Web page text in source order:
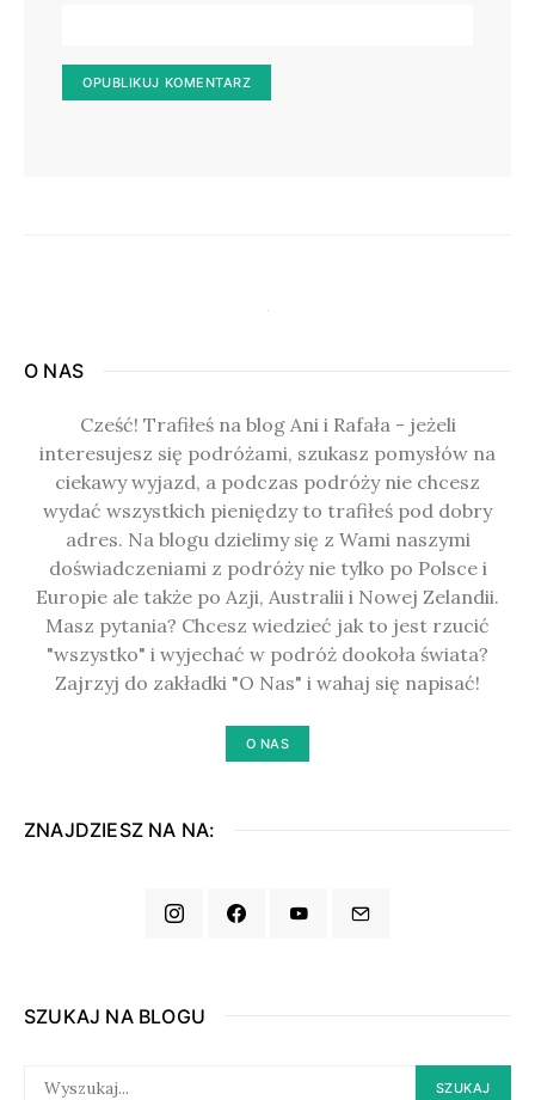
O NAS
Cześć! Trafiłeś na blog Ani i Rafała - jeżeli
interesujesz się podróżami, szukasz pomysłów na
ciekawy wyjazd, a podczas podróży nie chcesz
wydać wszystkich pieniędzy to trafiłeś pod dobry
adres. Na blogu dzielimy się z Wami naszymi
doświadczeniami z podróży nie tylko po Polsce i
Europie ale także po Azji, Australii i Nowej Zelandii.
Masz pytania? Chcesz wiedzieć jak to jest rzucić
"wszystko" i wyjechać w podróż dookoła świata?
Zajrzyj do zakładki "O Nas" i wahaj się napisać!
O NAS
ZNAJDZIESZ NA NA:
SZUKAJ NA BLOGU
FOR:
SZUKAJ